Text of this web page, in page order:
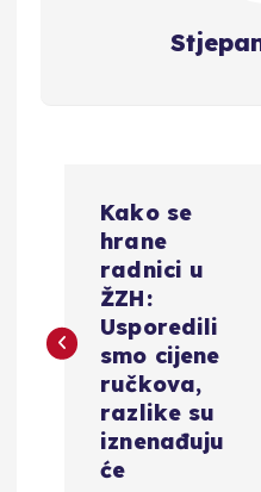
i
Kako se
hrane
radnici u
ŽZH:
Usporedili
smo cijene
ručkova,
razlike su
iznenađuju
će